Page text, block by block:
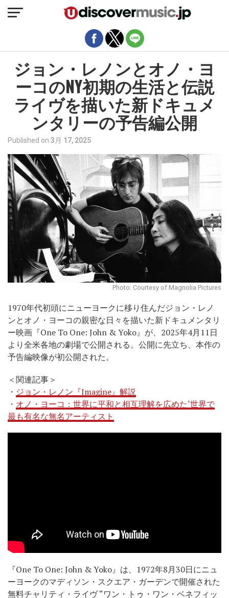
ジョン・レノンとオノ・ヨ
ーコのNY初期の生活と伝説
ライヴを描いた新ドキュメ
ンタリーの予告編公開
Published on 3月 17, 2025
Photo: Courtesy of Magnolia Pictures
1970年代初頭にニューヨークに移り住んだジョン・レノ
ンとオノ・ヨーコの親密な日々を描いた新ドキュメンタリ
ー映画『One To One: John & Yoko』が、2025年4月11日
より全米各地の劇場で公開される。公開に先立ち、本作の
予告編映像が初公開された。
＜関連記事＞
・ ジョン・レノン『Imagine』解説
・ オノ・ヨーコ：世界に平和と相互理解を広めた‘世界で
最も有名な無名アーティスト
『One To One: John & Yoko』は、1972年8月30日にニュ
ーヨークのマディソン・スクエア・ガーデンで開催された
無料チャリティ・ライヴ “ワン・トゥ・ワン・ベネフィッ
モバイルバージョンを終了